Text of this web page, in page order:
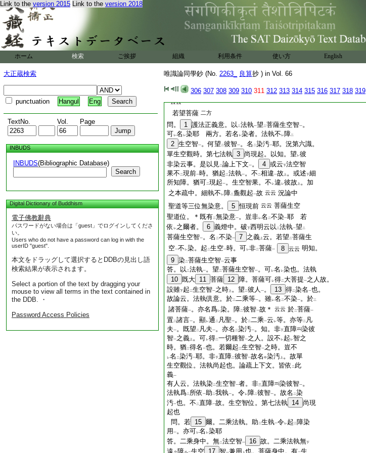
Link to the version 2015 Link to the version 2018
ホーム 検索 ご挨拶 組織 利用条件 使い方 English
大正蔵検索
punctuation Hangul Eng
TextNo. Vol. Page
INBUDS
INBUDS(Bibliographic Database)
Search
Digital Dictionary of Buddhism
電子佛教辭典
パスワードがない場合は「guest」でログインしてくださ
い。
Users who do not have a password can log in with the
userID "guest".
本文をドラッグして選択するとDDBの見出し語
検索結果が表示されます。
Select a portion of the text by dragging your
mouse to view all terms in the text contained in
the DDB. ・
Password Access Policies
唯識論同學鈔 (No. 2263_ 良算抄 ) in Vol. 66
306 307 308 309 310 311 312 313 314 315 316 317 318 319
二見分
答。彼 ハ 見分用 42 異。是 ハ 我法用別也。而一
體別用 43 之義。彼此同故。以爲 レ喩也。少
44 者。我法一 45
境。青等
耶。 47 祕云。用既有
差。
斷二彼一分用所依體 。聖道功力有 分限 一故
云云
若望菩薩 二方
問。 1 護法正義意。以 二法執一望 二菩薩生空智一。
可レ名 レ染耶 兩方。若名 レ染者。法執不 レ障二
2 生空智一。何望 二彼智一。名 二染汚一耶。況第六識。
單生空觀時。第七法執 3 尚現起。以知。望 レ彼
非染云事。是以見二論上下文一。 4 或云下法空智
果不 二現前一時。猶起 二法執一。不 二相違一故 上 。或述下細
所知障。猶可二現起一。生空智果。不 レ違 レ彼故 上 。加
之本疏中。細執不 レ障二麁觀起一故 云云 況論中
聖道等三位無染意。
5 恒現前 云云 菩薩生空
聖道位。＊既有二無染意一。豈非レ名 二不染一耶 若
依 レ之爾者。 6 義燈中。破下西明云以 二法執一望 二
菩薩生空智一。名 二不染一 7 之義 上云。若望 二菩薩生
空一不 レ染。起 二生空一時。可レ非二菩薩一 8 云云 明知。
9 染二菩薩生空智一云事
答。以 二法執一。望 二菩薩生空智一。可レ名 レ染也。法執
10 既大 11 菩薩 12 障。菩薩可レ得二 大菩提一之人故。
設雖下起 二生空智一之時 上 。望 二彼人 一。 13 得二染名 一也。
故論云。法執倶意。於二二乘等一。雖レ名 二不染一。於二
諸菩薩一。亦名爲レ染。障二彼智一故＊ 云云 於二菩薩一
置二諸言一。顯レ通 二 凡聖一。於二二乘一云 レ等。亦等二 凡
夫一。既望 二 凡夫一。亦名 二染汚一。知。非下直障
染彼
智一之義 上 。可レ得二一切種智一之人。設不 レ起 レ智之
時。猶二得名 一也。若爾起 二生空智一之時。豈不
レ名 二染汚一耶。非下直障二彼智一故名 中染汚 上 。故單
生空觀位。法執尚起也。論疏上下文。皆依 二 此
義一
有人云。法執染二生空智一者。非三直障 染彼智一。
法執爲二 所依 一助 二我執一。令レ障二彼智一。故名 二染
汚一也。不 二直障一故。生空智位。第七法執 14 尚現
起也
問。若 15 爾。二乘法執。助 二生執一令レ起 二 障染
用 一。亦可レ名 レ染耶
答。二乘身中。無二法空智一 16 故。二乘法執無下
遠 障 生空 17 智 兼用 也。菩薩身中。有 生